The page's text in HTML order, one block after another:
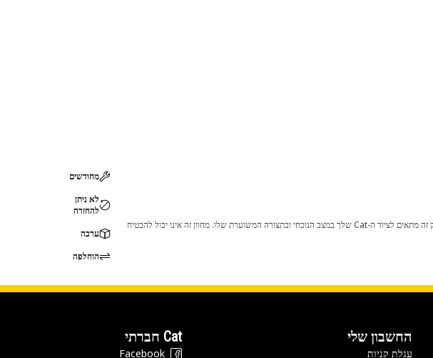
כל שינוי בתצורת היצרן עלול לגרום לכך שהמוצר לא יתאים לציוד ה-Cat שלך. אנא התייעץ עם סוכן ה-Cat שלך לפני הרכישה כדי לוודא שחלק זה מתאים לציוד ה-Cat שלך במצב הנוכחי ובתצורה המשוערת שלו. מחוון זה אינו יכול להבטיח
מחודשים
לא ניתן
להחזרה
ערכה
הוחלפה
החשבון שלי
עגלת קניות
Cat חברתי
Facebook